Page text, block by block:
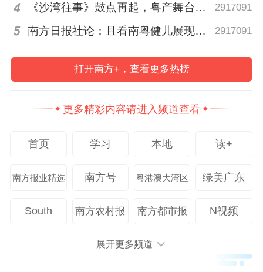
创园区、乡村振兴示范点等；
一次文体活动：开展健步行、非遗体验、文
《沙湾往事》鼓点再起，粤产舞台精品何以永葆“青春”？丨艺·问 2917091
南方日报社论：且看南粤健儿展现体育新荣光 2917091
打开南方+，查看更多热榜
更多精彩内容请进入频道查看
首页 学习 本地 读+
南方报业精选 南方号 粤港澳大湾区 绿美广东
South 南方农村报 南方都市报 N视频
展开更多频道